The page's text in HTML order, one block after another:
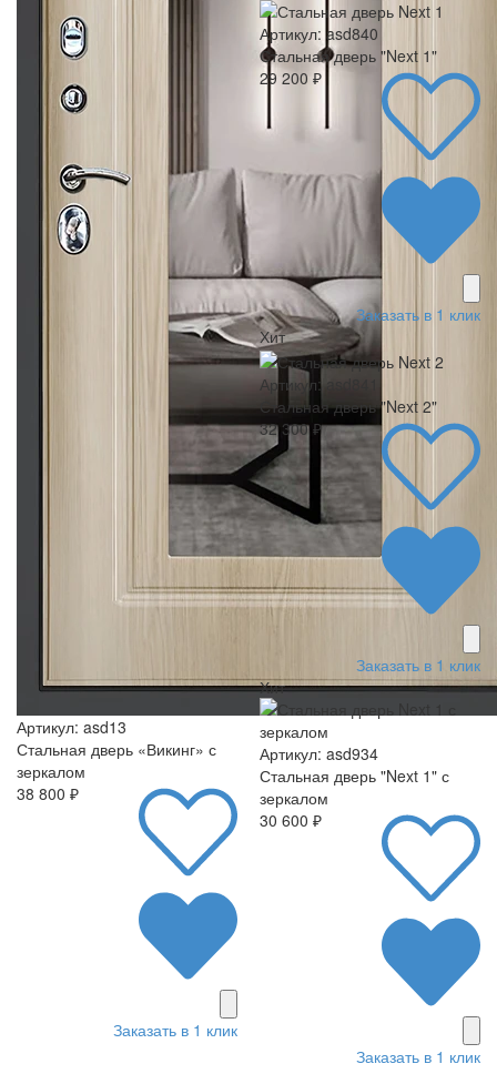
Артикул: asd13
Стальная дверь «Викинг» с
зеркалом
38 800 ₽
Заказать в 1 клик
Артикул: asd840
Стальная дверь "Next 1"
29 200 ₽
Заказать в 1 клик
Хит
Артикул: asd841
Стальная дверь "Next 2"
32 300 ₽
Заказать в 1 клик
Хит
Артикул: asd934
Стальная дверь "Next 1" с
зеркалом
30 600 ₽
Заказать в 1 клик